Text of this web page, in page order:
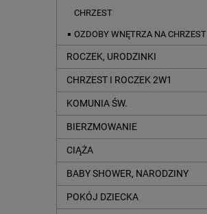
CHRZEST
OZDOBY WNĘTRZA NA CHRZEST
ROCZEK, URODZINKI
CHRZEST I ROCZEK 2W1
KOMUNIA ŚW.
BIERZMOWANIE
CIĄŻA
BABY SHOWER, NARODZINY
POKÓJ DZIECKA